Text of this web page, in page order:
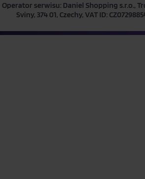
Operator serwisu: Daniel Shopping s.r.o.,
Sviny, 374 01, Czechy, VAT ID: